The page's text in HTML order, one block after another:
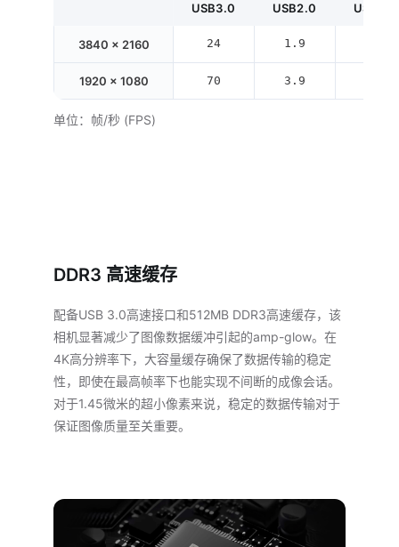
USB3.0 USB2.0 USB3.0
3840 × 2160 24 1.9
1920 × 1080 70 3.9
单位：帧/秒 (FPS)
DDR3 高速缓存
配备USB 3.0高速接口和512MB DDR3高速缓存，该
相机显著减少了图像数据缓冲引起的amp-glow。在
4K高分辨率下，大容量缓存确保了数据传输的稳定
性，即使在最高帧率下也能实现不间断的成像会话。
对于1.45微米的超小像素来说，稳定的数据传输对于
保证图像质量至关重要。